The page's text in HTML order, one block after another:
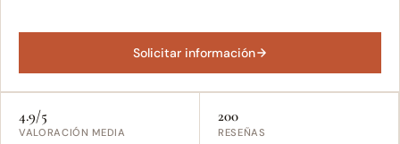
Solicitar información
4.9/5
VALORACIÓN MEDIA
200
RESEÑAS